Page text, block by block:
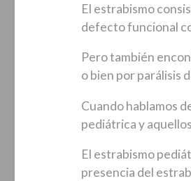
El estrabismo
defecto funcional
Pero también
o bien por parálisis
Cuando hablamos
pediátrica y
El estrabismo
presencia del